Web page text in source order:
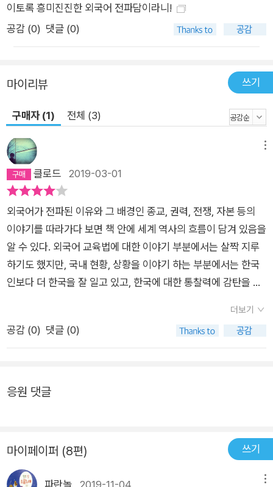
우고, 가르치며 평생을 살아온 그는 매우 자연스럽게 외국어의 전
적 맥락에 주목했다. 외국어의 전파가 어떻게 이루어졌는가에 대
해 관심을 가진 그의 앞에 드러난, 외국어를 둘러싼 역사는 여러
과 분리할 수 없는 도구로 활용되었고, 각 지역의 권력자들은 자
신들의 문자를 획득하기 위해 부단히 노력했다. 라틴어와 그리스
어 등 문명권마다 장구한 역사에 걸쳐 흔들리지 않는 패권을 유지
하는 언어가 있었다. 그 언어의 패권은 권력자들에 의해 유지되었
다. 그러나 르네상스 시대를 거쳐 글이 아닌 말의 필요성이 대두
되면서 권력은 분산되었고, 각 나라마다 표준 국어를 둘러싼 힘의
논리가 작동되었다. 그것은 곧 제국주의 국가의 침략의 역사로 연
결되고, 전쟁을 거쳐 글로벌 시대를 맞이하면서 외국어의 전파 양
상은 새로운 방향으로 물꼬를 틀었다. 『외국어 전파담』은 바로 이
러한 외국어의 전파 과정을 통해 서로 다른 언어를 사용하는 문화
키워드로 동서양, 과거와 현재와 미래를 넘나드는 새로운 문화사
현상을 다룬 책을 떠올릴 수 있겠다. 그러나 저자인 로버트 파우
는 있으나 그것은 오늘날 진척된 연구의 성과와 습득 가능한 자료
의 차이에서 비롯한 것일 뿐, 그의 관심의 비중 차 때문이 아니다.
그는 ‘서구’라는 경계 안에 갇혀 서구 중심적 사고를 책에 담지 않
이토록 흥미진진한 외국어 전파담이라니!
공감 (0) 댓글 (0)
마이리뷰 쓰기
구매자 (1) 전체 (3)
클로드 2019-03-01
외국어가 전파된 이유와 그 배경인 종교, 권력, 전쟁, 자본 등의
이야기를 따라가다 보면 책 안에 세계 역사의 흐름이 담겨 있음을
알 수 있다. 외국어 교육법에 대한 이야기 부분에서는 살짝 지루
하기도 했지만, 국내 현황, 상황을 이야기 하는 부분에서는 한국
인보다 더 한국을 잘 일고 있고, 한국에 대한 통찰력에 감탄을 하
더보기
공감 (0) 댓글 (0)
응원 댓글
마이페이퍼 (8편) 쓰기
파란놀 2019-11-04